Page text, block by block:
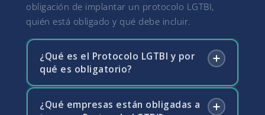
obligación de implantar un protocolo LGTBI,
quién está obligado y qué debe incluir.
¿Qué es el Protocolo LGTBI y por
qué es obligatorio?
El Protocolo LGTBI es el conjunto de medidas
¿Qué empresas están obligadas a